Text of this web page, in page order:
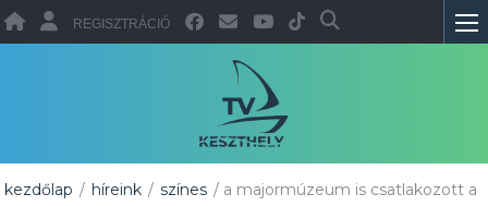
REGISZTRÁCIÓ
kezdőlap / híreink / színes / a majormúzeum is csatlakozott a